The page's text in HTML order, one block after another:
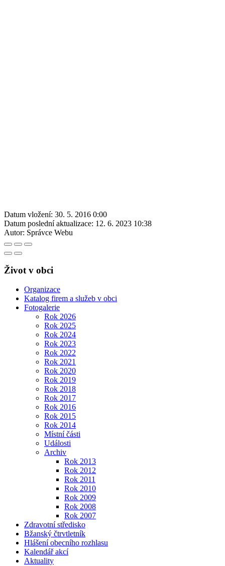
Datum vložení: 30. 5. 2016 0:00
Datum poslední aktualizace: 12. 6. 2023 10:38
Autor: Správce Webu
Život v obci
Organizace
Katalog firem a služeb v obci
Fotogalerie
Rok 2026
Rok 2025
Rok 2024
Rok 2023
Rok 2022
Rok 2021
Rok 2020
Rok 2019
Rok 2018
Rok 2017
Rok 2016
Rok 2015
Rok 2014
Místní části
Události
Archiv
Rok 2013
Rok 2012
Rok 2011
Rok 2010
Rok 2009
Rok 2008
Rok 2007
Zdravotní středisko
Bžanský čtrvtletník
Hlášení obecního rozhlasu
Kalendář akcí
Aktuality